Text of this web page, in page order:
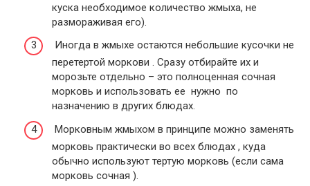
куска необходимое количество жмыха, не
размораживая его).
Иногда в жмыхе остаются небольшие кусочки не
перетертой моркови . Сразу отбирайте их и
морозьте отдельно – это полноценная сочная
морковь и использовать ее нужно по
назначению в других блюдах.
Морковным жмыхом в принципе можно заменять
морковь практически во всех блюдах , куда
обычно используют тертую морковь (если сама
морковь сочная ).